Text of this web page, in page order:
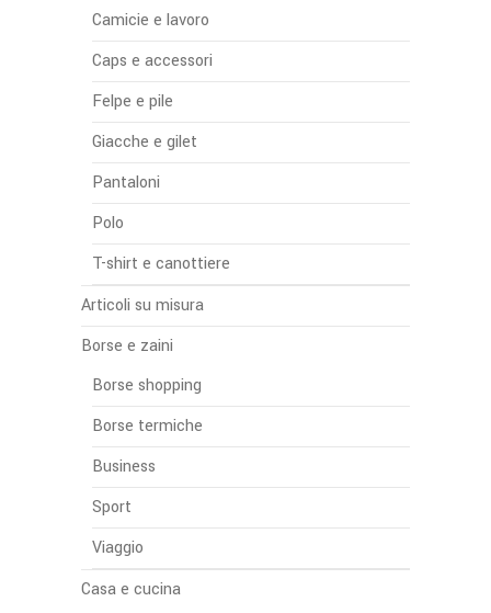
Camicie e lavoro
Caps e accessori
Felpe e pile
Giacche e gilet
Pantaloni
Polo
T-shirt e canottiere
Articoli su misura
Borse e zaini
Borse shopping
Borse termiche
Business
Sport
Viaggio
Casa e cucina